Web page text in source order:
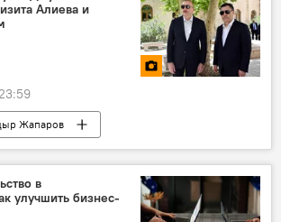
Алиева и
Жапаров
Азербайджан
Кыргызстан
район
Агдам
в
улучшить бизнес-